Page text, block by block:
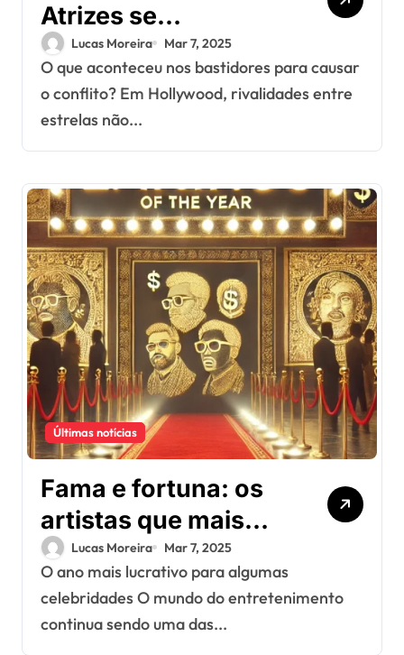
Atrizes se
desentendem
durante gravações e
clima esquenta
Lucas Moreira Mar 7, 2025
O que aconteceu nos bastidores para causar
o conflito? Em Hollywood, rivalidades entre
estrelas não...
Últimas notícias
Fama e fortuna: os
artistas que mais
lucraram este ano (o
#3 vai te
surpreender!)
Lucas Moreira Mar 7, 2025
O ano mais lucrativo para algumas
celebridades O mundo do entretenimento
continua sendo uma das...